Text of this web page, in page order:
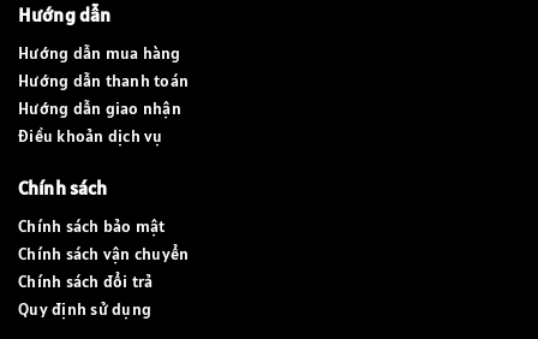
Hướng dẫn
Hướng dẫn mua hàng
Hướng dẫn thanh toán
Hướng dẫn giao nhận
Điều khoản dịch vụ
Chính sách
Chính sách bảo mật
Chính sách vận chuyển
Chính sách đổi trả
Quy định sử dụng